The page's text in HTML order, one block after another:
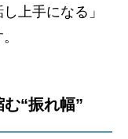
上手になる」
“振れ幅”